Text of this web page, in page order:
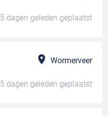
5 dagen geleden geplaatst
Wormerveer
5 dagen geleden geplaatst